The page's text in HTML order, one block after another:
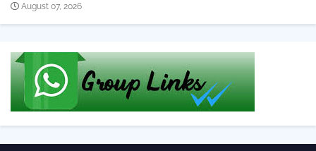
August 07, 2026